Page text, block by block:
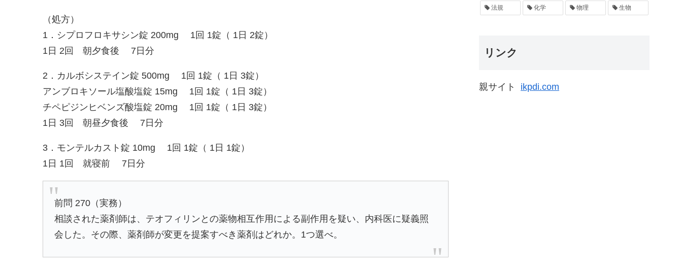
（処方）
1．シプロフロキサシン錠 200mg 1回 1錠（ 1日 2錠）
1日 2回 朝夕食後 7日分
2．カルボシステイン錠 500mg 1回 1錠（ 1日 3錠）
アンブロキソール塩酸塩錠 15mg 1回 1錠（ 1日 3錠）
チペピジンヒベンズ酸塩錠 20mg 1回 1錠（ 1日 3錠）
1日 3回 朝昼夕食後 7日分
3．モンテルカスト錠 10mg 1回 1錠（ 1日 1錠）
1日 1回 就寝前 7日分
前問 270（実務）
相談された薬剤師は、テオフィリンとの薬物相互作用による副作用を疑い、内科医に疑義照
会した。その際、薬剤師が変更を提案すべき薬剤はどれか。1つ選べ。
法規 化学 物理 生物
リンク
親サイト ikpdi.com